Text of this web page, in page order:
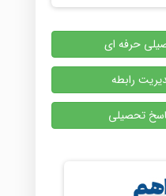
حرفه ای
رابطه
تحصیلی